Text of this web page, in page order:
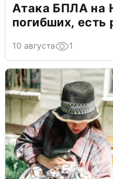
Атака БПЛА на
погибших, есть
10 августа 1